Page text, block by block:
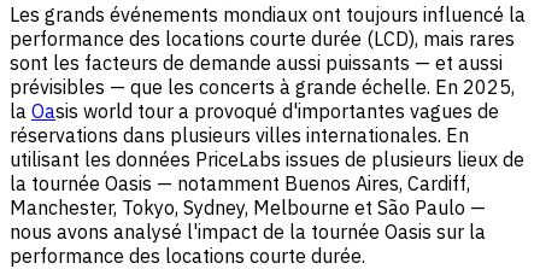
Les grands événements mondiaux ont toujours influencé la
performance des locations courte durée (LCD), mais rares
sont les facteurs de demande aussi puissants — et aussi
prévisibles — que les concerts à grande échelle. En 2025,
la Oasis world tour a provoqué d'importantes vagues de
réservations dans plusieurs villes internationales. En
utilisant les données PriceLabs issues de plusieurs lieux de
la tournée Oasis — notamment Buenos Aires, Cardiff,
Manchester, Tokyo, Sydney, Melbourne et São Paulo —
nous avons analysé l'impact de la tournée Oasis sur la
performance des locations courte durée.